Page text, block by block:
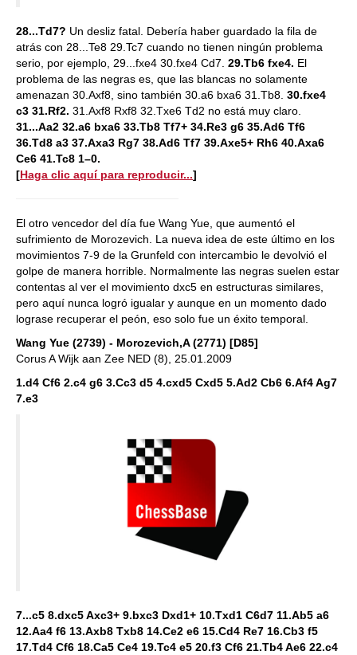
28...Td7? Un desliz fatal. Debería haber guardado la fila de
atrás con 28...Te8 29.Tc7 cuando no tienen ningún problema
serio, por ejemplo, 29...fxe4 30.fxe4 Cd7. 29.Tb6 fxe4. El
problema de las negras es, que las blancas no solamente
amenazan 30.Axf8, sino también 30.a6 bxa6 31.Tb8. 30.fxe4
c3 31.Rf2. 31.Axf8 Rxf8 32.Txe6 Td2 no está muy claro.
31...Aa2 32.a6 bxa6 33.Tb8 Tf7+ 34.Re3 g6 35.Ad6 Tf6
36.Td8 a3 37.Axa3 Rg7 38.Ad6 Tf7 39.Axe5+ Rh6 40.Axa6
Ce6 41.Tc8 1–0.
[Haga clic aquí para reproducir...]
El otro vencedor del día fue Wang Yue, que aumentó el
sufrimiento de Morozevich. La nueva idea de este último en los
movimientos 7-9 de la Grunfeld con intercambio le devolvió el
golpe de manera horrible. Normalmente las negras suelen estar
contentas al ver el movimiento dxc5 en estructuras similares,
pero aquí nunca logró igualar y aunque en un momento dado
lograse recuperar el peón, eso solo fue un éxito temporal.
Wang Yue (2739) - Morozevich,A (2771) [D85]
Corus A Wijk aan Zee NED (8), 25.01.2009
1.d4 Cf6 2.c4 g6 3.Cc3 d5 4.cxd5 Cxd5 5.Ad2 Cb6 6.Af4 Ag7
7.e3
7...c5 8.dxc5 Axc3+ 9.bxc3 Dxd1+ 10.Txd1 C6d7 11.Ab5 a6
12.Aa4 f6 13.Axb8 Txb8 14.Ce2 e6 15.Cd4 Re7 16.Cb3 f5
17.Td4 Cf6 18.Ca5 Ce4 19.Tc4 e5 20.f3 Cf6 21.Tb4 Ae6 22.c4